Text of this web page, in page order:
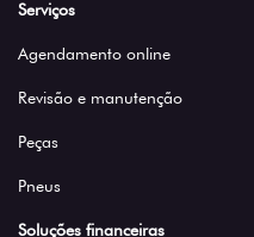
Serviços
Agendamento online
Revisão e manutenção
Peças
Pneus
Soluções financeiras